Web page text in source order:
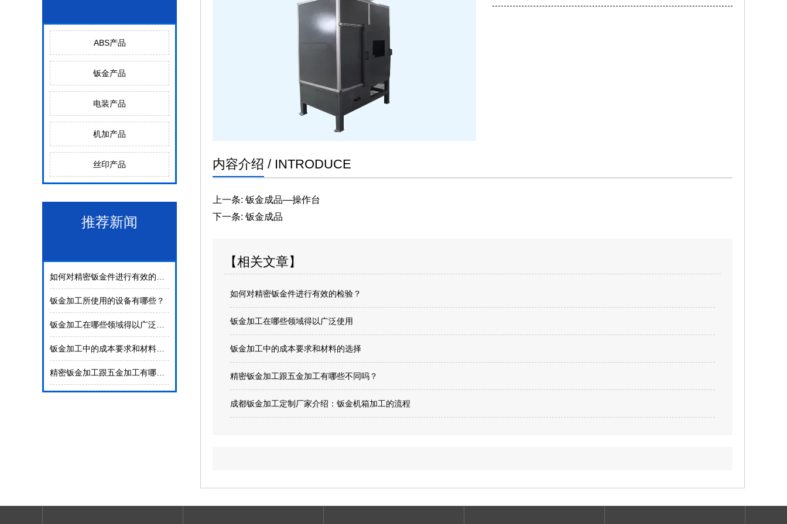
ABS产品
钣金产品
电装产品
机加产品
丝印产品
推荐新闻
钣金加工所使用的设备有哪些？
内容介绍 / INTRODUCE
上一条: 钣金成品—操作台
下一条: 钣金成品
【相关文章】
如何对精密钣金件进行有效的检验？
钣金加工在哪些领域得以广泛使用
钣金加工中的成本要求和材料的选择
精密钣金加工跟五金加工有哪些不同吗？
成都钣金加工定制厂家介绍：钣金机箱加工的流程